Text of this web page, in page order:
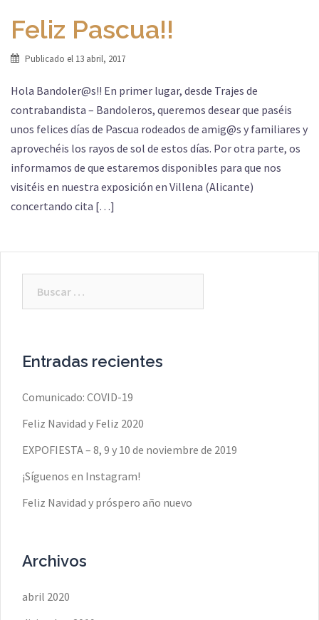
Feliz Pascua!!
Publicado el 13 abril, 2017
Hola Bandoler@s!! En primer lugar, desde Trajes de
contrabandista – Bandoleros, queremos desear que paséis
unos felices días de Pascua rodeados de amig@s y familiares y
aprovechéis los rayos de sol de estos días. Por otra parte, os
informamos de que estaremos disponibles para que nos
visitéis en nuestra exposición en Villena (Alicante)
concertando cita […]
Entradas recientes
Comunicado: COVID-19
Feliz Navidad y Feliz 2020
EXPOFIESTA – 8, 9 y 10 de noviembre de 2019
¡Síguenos en Instagram!
Feliz Navidad y próspero año nuevo
Archivos
abril 2020